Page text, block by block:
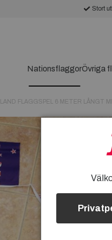
Stort
NationsflaggorÖvriga
FLAGGSPEL 6 METER LÅNGT